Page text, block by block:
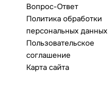
Вопрос-Ответ
Политика обработки
персональных данных
Пользовательское
соглашение
Карта сайта